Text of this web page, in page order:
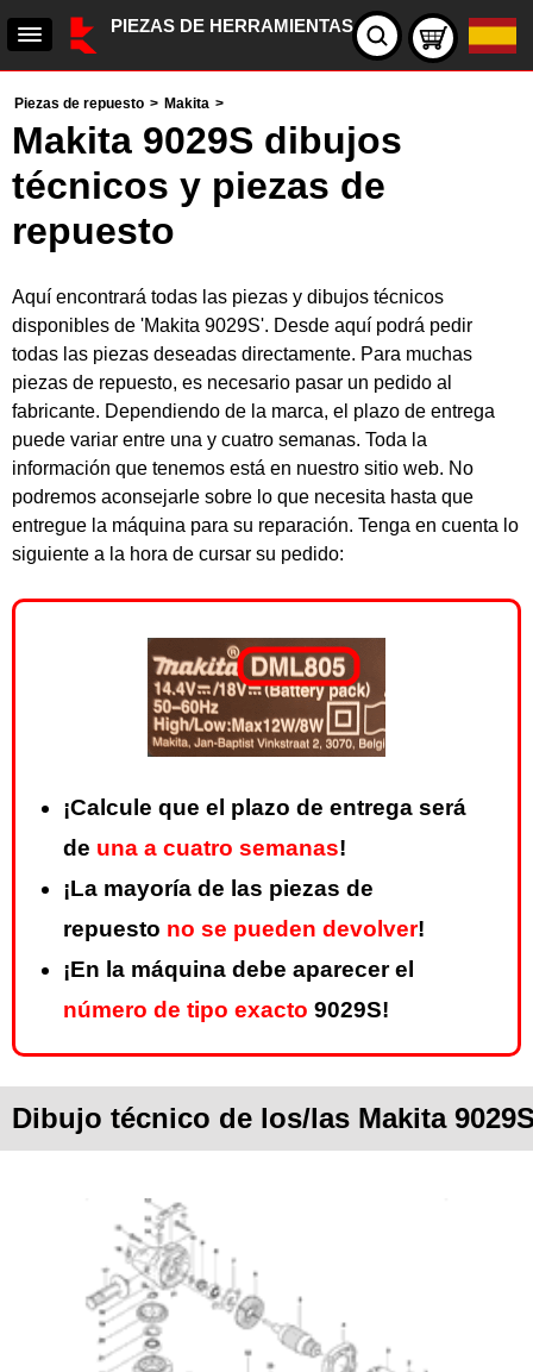
PIEZAS DE HERRAMIENTAS
Piezas de repuesto > Makita >
Makita 9029S dibujos
técnicos y piezas de
repuesto
Aquí encontrará todas las piezas y dibujos técnicos
disponibles de 'Makita 9029S'. Desde aquí podrá pedir
todas las piezas deseadas directamente. Para muchas
piezas de repuesto, es necesario pasar un pedido al
fabricante. Dependiendo de la marca, el plazo de entrega
puede variar entre una y cuatro semanas. Toda la
información que tenemos está en nuestro sitio web. No
podremos aconsejarle sobre lo que necesita hasta que
entregue la máquina para su reparación. Tenga en cuenta lo
siguiente a la hora de cursar su pedido:
¡Calcule que el plazo de entrega será
de una a cuatro semanas!
¡La mayoría de las piezas de
repuesto no se pueden devolver!
¡En la máquina debe aparecer el
número de tipo exacto 9029S!
Dibujo técnico de los/las Makita